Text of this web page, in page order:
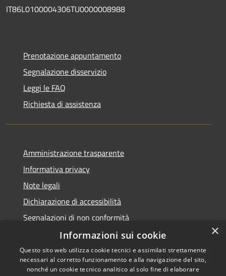
IT86L0100004306TU0000008988
Prenotazione appuntamento
Segnalazione disservizio
Leggi le FAQ
Richiesta di assistenza
Amministrazione trasparente
Informativa privacy
Note legali
Dichiarazione di accessibilità
Segnalazioni di non conformità
Copyright © 2026 • Comune di
×
Informazioni sui cookie
Questo sito web utilizza cookie tecnici e assimilati strettamente
necessari al corretto funzionamento e alla navigazione del sito,
nonché un cookie tecnico analitico al solo fine di elaborare